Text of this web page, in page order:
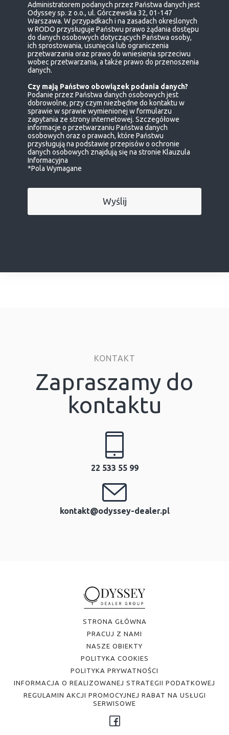
Administratorem podanych przez Państwa danych jest
Odyssey sp. z o.o., ul. Górczewska 32, 01-147
Warszawa. W przypadkach i na zasadach określonych
w RODO przysługuje Państwu prawo żądania dostępu
do danych osobowych dotyczących Państwa osoby,
ich sprostowania, usunięcia lub ograniczenia
przetwarzania oraz prawo do wniesienia sprzeciwu
wobec przetwarzania, a także prawo do przenoszenia
danych.
Czy mają Państwo obowiązek podania danych?
Podanie przez Państwa danych osobowych jest
dobrowolne, przy czym niezbędne do kontaktu w
sprawie w sprawie wymienionej w formularzu
zapytania ze strony internetowej. Szczegółowe
informacje o przetwarzaniu Państwa danych
osobowych oraz o prawach, które Państwu
przysługują na podstawie przepisów o ochronie
danych osobowych znajdują się na stronie Klauzula
Informacyjna
*Pola Wymagane
KONTAKT
Zapraszamy do
kontaktu
22 533 55 99
kontakt@odyssey-dealer.pl
STRONA GŁÓWNA
PRACUJ Z NAMI
NASZE OBIEKTY
POLITYKA COOKIES
POLITYKA PRYWATNOŚCI
INFORMACJA O REALIZOWANEJ STRATEGII PODATKOWEJ
REGULAMIN AKCJI PROMOCYJNEJ RABAT NA USŁUGI
SERWISOWE